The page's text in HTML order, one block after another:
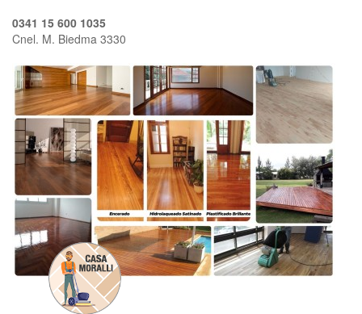
0341 15 600 1035
Cnel. M. Biedma 3330